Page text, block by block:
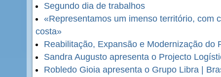
Segundo dia de trabalhos
«Representamos um imenso território, com
costa»
Reabilitação, Expansão e Modernização do
Sandra Augusto apresenta o Projecto
Robledo Gioia apresenta o Grupo Libra |